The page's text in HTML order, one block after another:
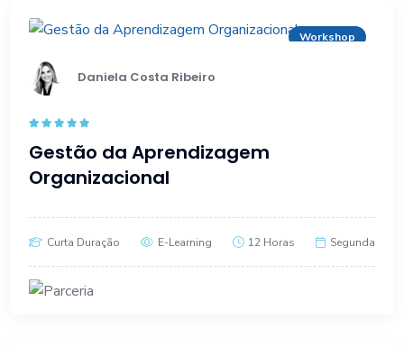
Workshop
Daniela Costa Ribeiro
out of 5
Gestão da Aprendizagem
Organizacional
Curta Duração E-Learning 12 Horas Segunda